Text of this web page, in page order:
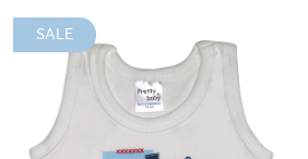
SALE